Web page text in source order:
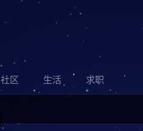
社区 生活 求职